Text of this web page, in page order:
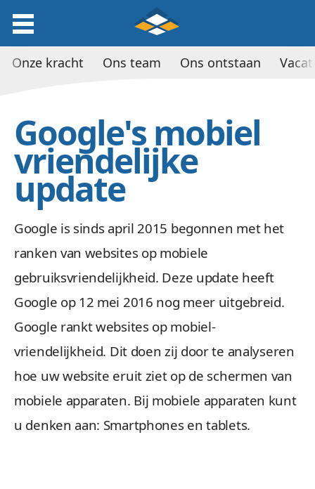
Google's mobiel
vriendelijke
update
Google is sinds april 2015 begonnen met het
ranken van websites op mobiele
gebruiksvriendelijkheid. Deze update heeft
Google op 12 mei 2016 nog meer uitgebreid.
Google rankt websites op mobiel-
vriendelijkheid. Dit doen zij door te analyseren
hoe uw website eruit ziet op de schermen van
mobiele apparaten. Bij mobiele apparaten kunt
u denken aan: Smartphones en tablets.
Onze kracht Ons team Ons ontstaan